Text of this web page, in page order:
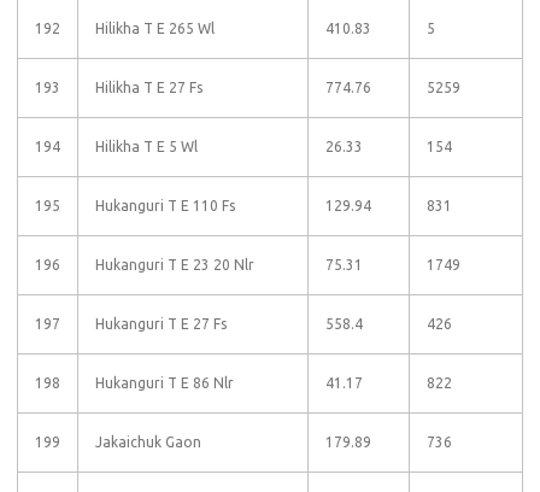
192 Hilikha T E 265 Wl 410.83 5
193 Hilikha T E 27 Fs 774.76 5259
194 Hilikha T E 5 Wl 26.33 154
195 Hukanguri T E 110 Fs 129.94 831
196 Hukanguri T E 23 20 Nlr 75.31 1749
197 Hukanguri T E 27 Fs 558.4 426
198 Hukanguri T E 86 Nlr 41.17 822
199 Jakaichuk Gaon 179.89 736